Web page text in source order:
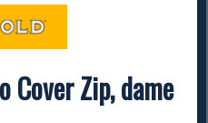
Cover Zip, dame
Cover Zip, dame